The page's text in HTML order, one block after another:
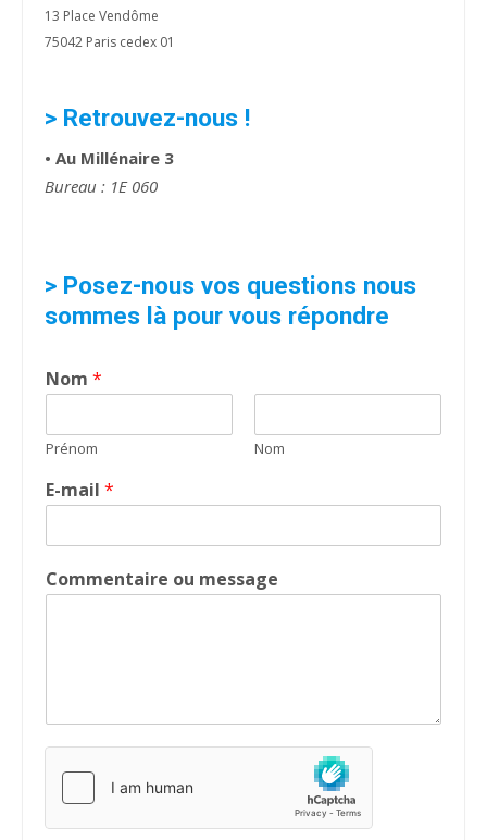
13 Place Vendôme
75042 Paris cedex 01
> Retrouvez-nous !
• Au Millénaire 3
Bureau : 1E 060
> Posez-nous vos questions nous
sommes là pour vous répondre
Nom *
Prénom Nom
E-mail *
Commentaire ou message